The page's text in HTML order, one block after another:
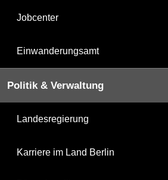
Jobcenter
Einwanderungsamt
Politik & Verwaltung
Landesregierung
Karriere im Land Berlin